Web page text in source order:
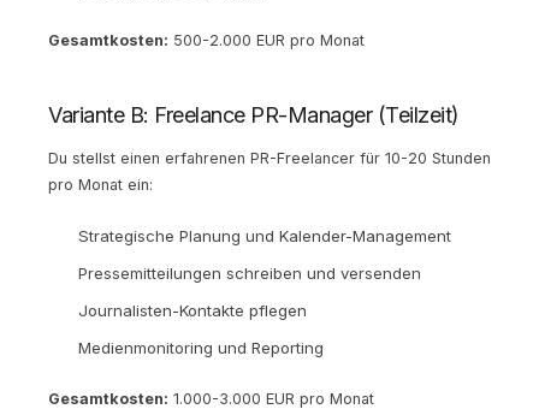
Gesamtkosten: 500-2.000 EUR pro Monat
Variante B: Freelance PR-Manager (Teilzeit)
Du stellst einen erfahrenen PR-Freelancer für 10-20 Stunden
pro Monat ein:
Strategische Planung und Kalender-Management
Pressemitteilungen schreiben und versenden
Journalisten-Kontakte pflegen
Medienmonitoring und Reporting
Gesamtkosten: 1.000-3.000 EUR pro Monat